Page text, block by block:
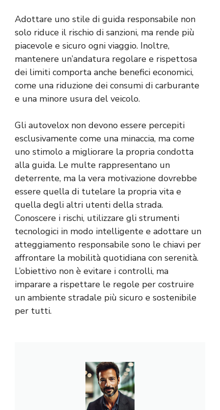
Adottare uno stile di guida responsabile non
solo riduce il rischio di sanzioni, ma rende più
piacevole e sicuro ogni viaggio. Inoltre,
mantenere un’andatura regolare e rispettosa
dei limiti comporta anche benefici economici,
come una riduzione dei consumi di carburante
e una minore usura del veicolo.
Gli autovelox non devono essere percepiti
esclusivamente come una minaccia, ma come
uno stimolo a migliorare la propria condotta
alla guida. Le multe rappresentano un
deterrente, ma la vera motivazione dovrebbe
essere quella di tutelare la propria vita e
quella degli altri utenti della strada.
Conoscere i rischi, utilizzare gli strumenti
tecnologici in modo intelligente e adottare un
atteggiamento responsabile sono le chiavi per
affrontare la mobilità quotidiana con serenità.
L’obiettivo non è evitare i controlli, ma
imparare a rispettare le regole per costruire
un ambiente stradale più sicuro e sostenibile
per tutti.